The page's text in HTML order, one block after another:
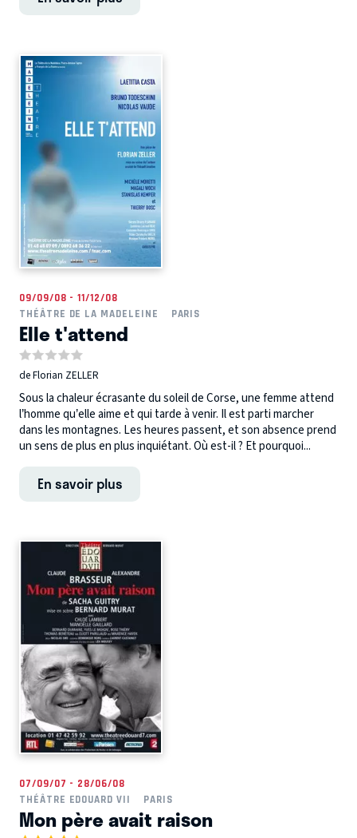
09/09/08 - 11/12/08
THÉÂTRE DE LA MADELEINE
PARIS
Elle t'attend
de Florian ZELLER
Sous la chaleur écrasante du soleil de Corse, une femme attend
l’homme qu’elle aime et qui tarde à venir. Il est parti marcher
dans les montagnes. Les heures passent, et son absence prend
un sens de plus en plus inquiétant. Où est-il ? Et pourquoi...
En savoir plus
07/09/07 - 28/06/08
THÉÂTRE EDOUARD VII
PARIS
Mon père avait raison